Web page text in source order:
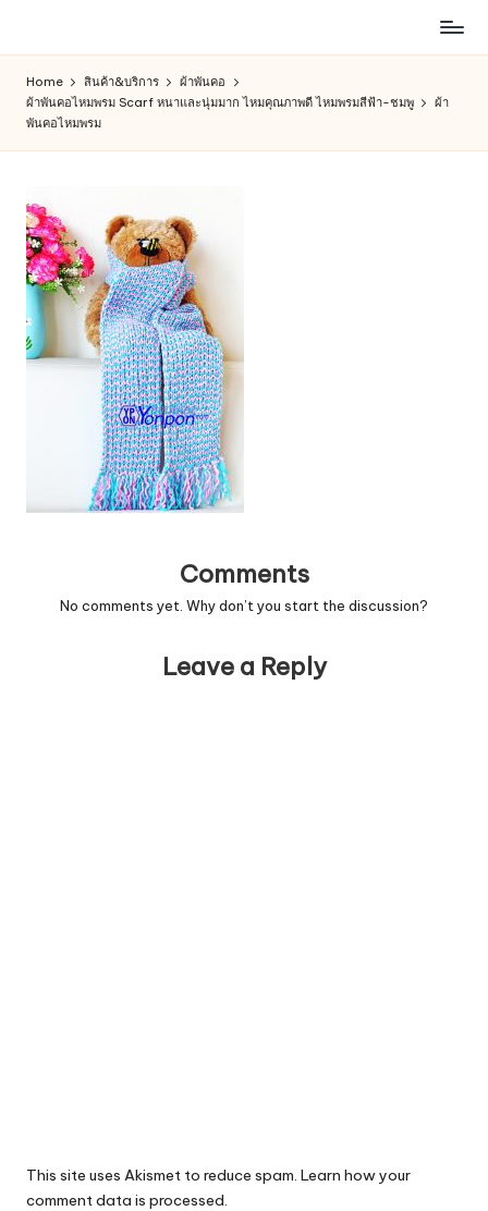
content
สินค้า
ออนไลน์
การ
ช็อป
Home สินค้า&บริการ
ผ้าพันคอ
ผ้าพันคอไหมพรม Scarf หนาและนุ่มมาก ไหมคุณภาพดี ไหมพรมสีฟ้า-ชมพู
ผ้า
พันคอไหมพรม
Comments
No comments yet. Why don’t you start the discussion?
Leave a Reply
This site uses Akismet to reduce spam. Learn how your
comment data is processed.